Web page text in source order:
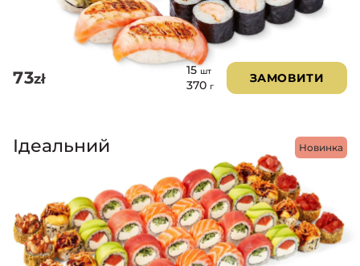
73zł
15шт
370 г
ЗАМОВИТИ
Новинка
Ідеальний